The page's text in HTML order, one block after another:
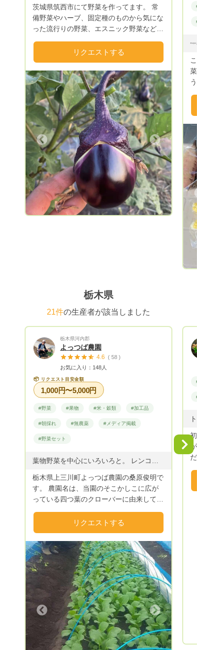
茨城県筑西市にて野菜を作ってます。 常
備野菜やハーブ、固定種のものから気にな
った流行りの野菜、エスニック野菜などな
してます☆ 野菜の旬に作る事、地球に優
しい事、自分の子供に自信をもって食べさ
せられる事。 そんな事を軸に米ぬかと籾
殻を使って栽培してます。 まだまだ未熟
なので安定はしませんが 心を込めてお届
けしますので宜しくお願いします☆
リクエストする
Next
し
ら
す。 肥料
Previous
栃木県
21件の生産者が該当しました
栃木県河内郡
よっつば農園
4.6 ( 58 )
お気に入り：148人
📦 リクエスト目安金額
1,000円〜5,000円
#野菜 #果物 #米・穀類 #加工品
#朝採れ #無農薬 #メディア掲載
#野菜セット
栃木県上三川町よっつば農園の桑原俊明で
す。 農園名は、当園のそこかしこに広が
っている四つ葉のクローバーに由来してい
の 心の中にホワッと生まれる 小さな
「ウレシイキモチ」を 野菜にのせてお届
けしたいという思いから名づけました。
【四つ葉研究家が農家になった理由】
元々は、四つ葉のクローバーの育種・研究
家をしておりましたが、クローバーに付く
害虫の多さに困り果て、コンパニオンプラ
ンツとしてネギ等を周りに植えました。
おかげで害虫は減りましたが、野菜も元気
に増えまして（笑）せっかくだから･･･と
食べてみたところ、これが大変美味しい！
それならば、こんな野菜は？あんな野菜
リクエストする
Next